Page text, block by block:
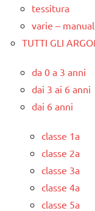
tessitura
varie –
TUTTI GLI
da 0 a 3 anni
dai 3 ai 6 anni
dai 6 anni
classe 1a
classe 2a
classe 3a
classe 4a
classe 5a